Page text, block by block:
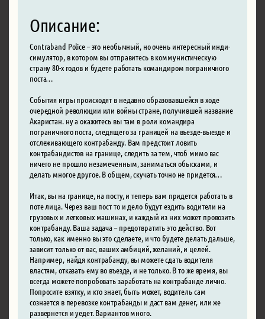
Описание:
Contraband Police – это необычный, но очень интересный инди-
симулятор, в котором вы отправитесь в коммунистическую
страну 80-х годов и будете работать командиром пограничного
поста…
События игры происходят в недавно образовавшейся в ходе
очередной революции или войны стране, получившей название
Акаристан. ну а окажитесь вы там в роли командира
пограничного поста, следящего за границей на въезде-выезде и
отслеживающего контрабанду. Вам предстоит ловить
контрабандистов на границе, следить за тем, чтоб мимо вас
ничего не прошло незамеченным, заниматься обысками, и
делать многое другое. В общем, скучать точно не придется…
Итак, вы на границе, на посту, и теперь вам придется работать в
поте лица. Через ваш пост то и дело будут ездить водители на
грузовых и легковых машинах, и каждый из них может провозить
контрабанду. Ваша задача – предотвратить это действо. Вот
только, как именно вы это сделаете, и что будете делать дальше,
зависит только от вас, ваших амбиций, желаний, и целей.
Например, найдя контрабанду, вы можете сдать водителя
властям, отказать ему во въезде, и не только. В то же время, вы
всегда можете попробовать заработать на контрабанде лично.
Попросите взятку, и кто знает, быть может, водитель сам
сознается в перевозке контрабанды и даст вам денег, или же
развернется и уедет. Вариантов много.